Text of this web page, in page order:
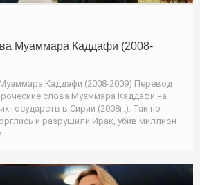
Муаммара Каддафи (2008-
Каддафи (2008-2009) Перевод
слова Муаммара Каддафи на
государств в Сирии (2008г.). Так по
и разрушили Ирак, убив миллион